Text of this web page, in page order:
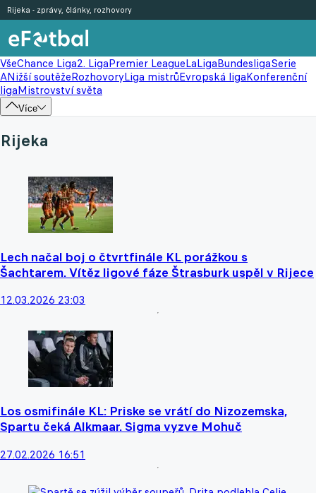
VšeChance Liga2. LigaPremier LeagueLaLigaBundesligaSerie
ANižší soutěžeRozhovoryLiga mistrůEvropská ligaKonferenční
ligaMistrovství světa
Více
Rijeka - zprávy, články, rozhovory
Rijeka
Lech načal boj o čtvrtfinále KL porážkou s
Šachtarem. Vítěz ligové fáze Štrasburk uspěl v Rijece
12.03.2026 23:03
Los osmifinále KL: Priske se vrátí do Nizozemska,
Spartu čeká Alkmaar. Sigma vyzve Mohuč
27.02.2026 16:51